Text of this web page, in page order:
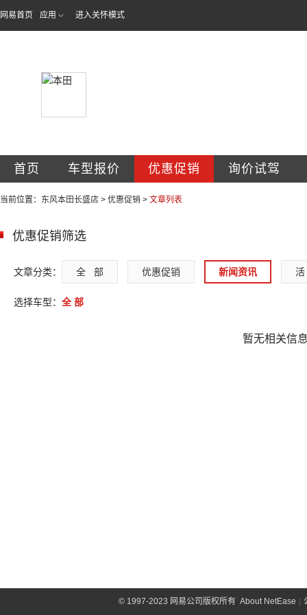
网易首页 应用 进入关怀模式
首页 车型报价 优惠促销 询价试驾
当前位置： 东风本田长盛店 > 优惠促销 > 文章列表
优惠促销筛选
文章分类： 全   部 优惠促销 新闻资讯 活
选择车型： 全 部
暂无相关信
©1997-2023 网易公司版权所有 About NetEase